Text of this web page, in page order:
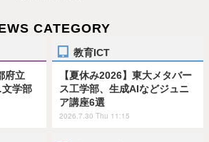
CATEGORY
府立
学部
教育ICT
【夏休み2026】東大メタバー
ス工学部、生成AIなどジュニ
ア講座6選
2026.7.30 Thu 11:15